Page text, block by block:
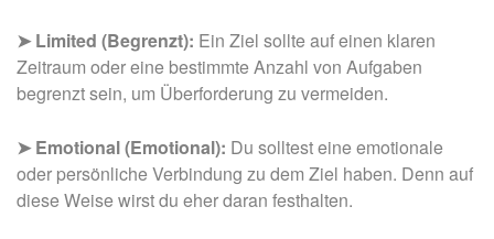
➤ Limited (Begrenzt): Ein Ziel sollte auf einen klaren
Zeitraum oder eine bestimmte Anzahl von Aufgaben
begrenzt sein, um Überforderung zu vermeiden.
➤ Emotional (Emotional): Du solltest eine emotionale
oder persönliche Verbindung zu dem Ziel haben. Denn auf
diese Weise wirst du eher daran festhalten.